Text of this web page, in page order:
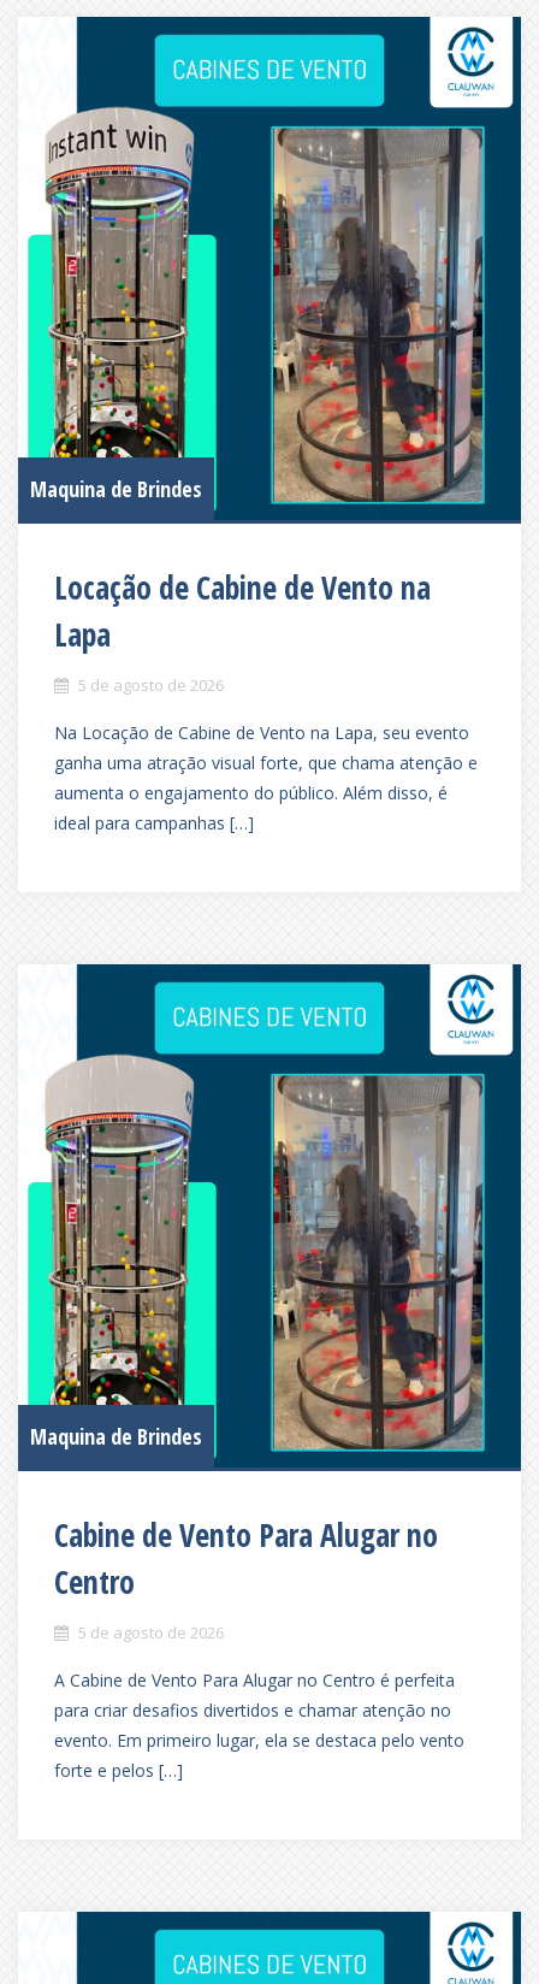
Maquina de Brindes
Locação de Cabine de Vento na
Lapa
5 de agosto de 2026
Na Locação de Cabine de Vento na Lapa, seu evento
ganha uma atração visual forte, que chama atenção e
aumenta o engajamento do público. Além disso, é
ideal para campanhas […]
Maquina de Brindes
Cabine de Vento Para Alugar no
Centro
5 de agosto de 2026
A Cabine de Vento Para Alugar no Centro é perfeita
para criar desafios divertidos e chamar atenção no
evento. Em primeiro lugar, ela se destaca pelo vento
forte e pelos […]